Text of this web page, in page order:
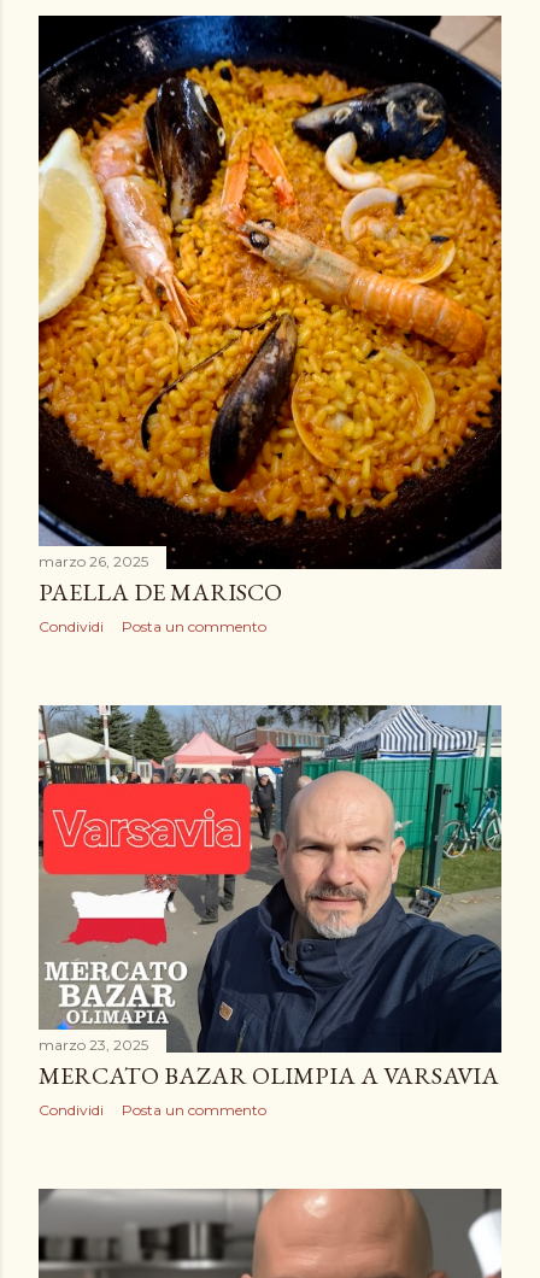
marzo 26, 2025
PAELLA DE MARISCO
Condividi Posta un commento
marzo 23, 2025
MERCATO BAZAR OLIMPIA A VARSAVIA
Condividi Posta un commento